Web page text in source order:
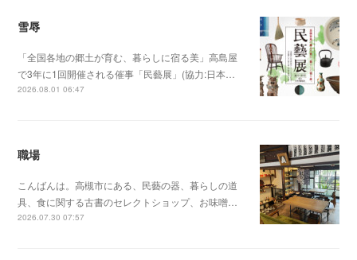
雪辱
「全国各地の郷土が育む、暮らしに宿る美」高島屋
で3年に1回開催される催事「民藝展」(協力:日本…
2026.08.01 06:47
職場
こんばんは。高槻市にある、民藝の器、暮らしの道
具、食に関する古書のセレクトショップ、お味噌…
2026.07.30 07:57